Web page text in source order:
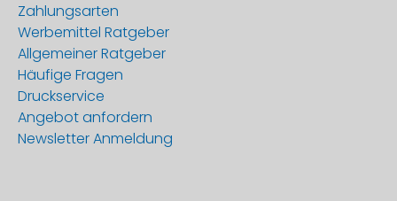
Zahlungsarten
Werbemittel Ratgeber
Allgemeiner Ratgeber
Häufige Fragen
Druckservice
Angebot anfordern
Newsletter Anmeldung